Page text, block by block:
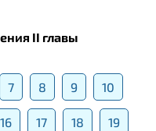
II главы
7 8 9 10
16 17 18 19